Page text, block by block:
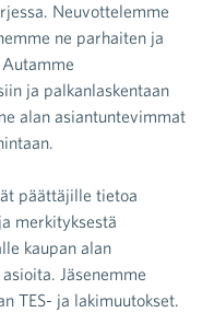
Neuvottelemme
ne parhaiten ja
ja palkanlaskentaan
alan asiantuntevimmat
päättäjille tietoa
merkityksestä
kaupan alan
Jäsenemme
TES- ja lakimuutokset.